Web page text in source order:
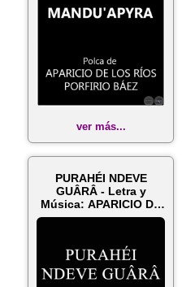
ver más...
PURAHÉI NDEVE
GUÂRÂ - Letra y
Música: APARICIO DE
LOS RÍOS